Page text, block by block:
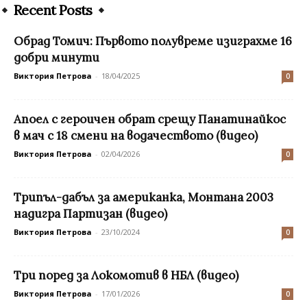
Recent Posts
Обрад Томич: Първото полувреме изиграхме 16
добри минути
Виктория Петрова - 18/04/2025 0
Апоел с героичен обрат срещу Панатинайкос
в мач с 18 смени на водачеството (видео)
Виктория Петрова - 02/04/2026 0
Трипъл-дабъл за американка, Монтана 2003
надигра Партизан (видео)
Виктория Петрова - 23/10/2024 0
Три поред за Локомотив в НБЛ (видео)
Виктория Петрова - 17/01/2026 0